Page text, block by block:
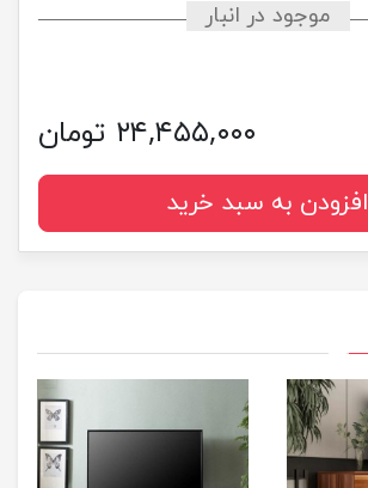
موجود در انبار
۲۴,۴۵۵,۰۰۰ تومان
افزودن به سبد خرید